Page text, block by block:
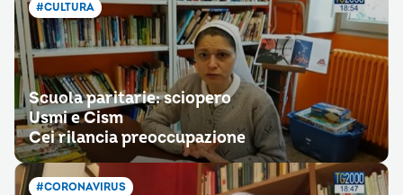
#CULTURA
Scuola paritarie: sciopero
Usmi e Cism
Cei rilancia preoccupazione
#CORONAVIRUS